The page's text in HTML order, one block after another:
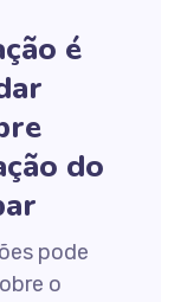
é
do
pode
o